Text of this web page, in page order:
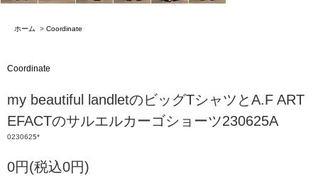
ホーム > Coordinate
Coordinate
my beautiful landletのビッグTシャツとA.F ART
EFACTのサルエルカーゴショーツ230625A
0230625*
0円(税込0円)